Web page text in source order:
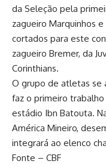
da Seleção pela
zagueiro Marquinhos
cortados para este
zagueiro Bremer, da
Corinthians.
O grupo de atletas se
faz o primeiro
estádio Ibn Batouta.
América Mineiro,
integrará ao elenco
Fonte – CBF